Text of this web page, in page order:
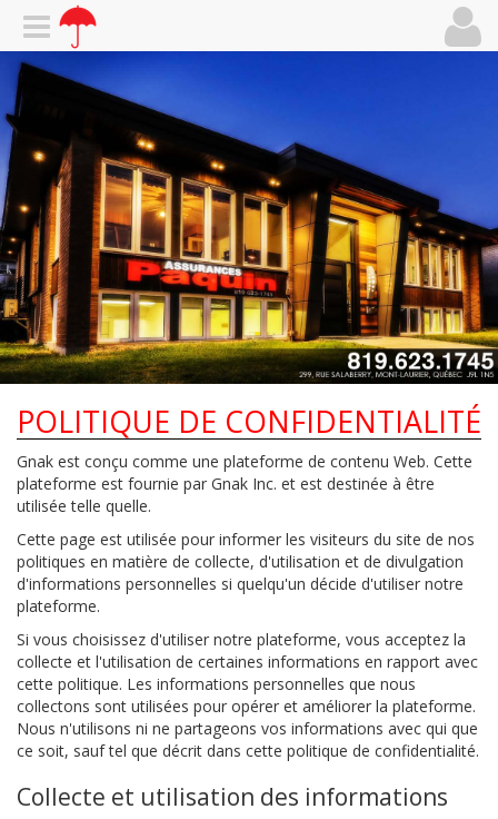
POLITIQUE DE CONFIDENTIALITÉ
Gnak est conçu comme une plateforme de contenu Web. Cette
plateforme est fournie par Gnak Inc. et est destinée à être
utilisée telle quelle.
Cette page est utilisée pour informer les visiteurs du site de nos
politiques en matière de collecte, d'utilisation et de divulgation
d'informations personnelles si quelqu'un décide d'utiliser notre
plateforme.
Si vous choisissez d'utiliser notre plateforme, vous acceptez la
collecte et l'utilisation de certaines informations en rapport avec
cette politique. Les informations personnelles que nous
collectons sont utilisées pour opérer et améliorer la plateforme.
Nous n'utilisons ni ne partageons vos informations avec qui que
ce soit, sauf tel que décrit dans cette politique de confidentialité.
Collecte et utilisation des informations